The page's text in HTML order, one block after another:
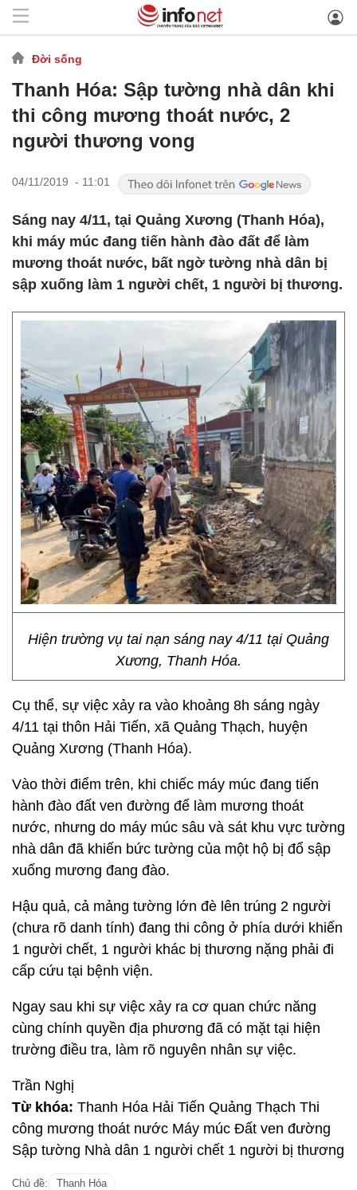
Đời sống
Thanh Hóa: Sập tường nhà dân khi
thi công mương thoát nước, 2
người thương vong
04/11/2019 - 11:01
Sáng nay 4/11, tại Quảng Xương (Thanh Hóa),
khi máy múc đang tiến hành đào đất để làm
mương thoát nước, bất ngờ tường nhà dân bị
sập xuống làm 1 người chết, 1 người bị thương.
Hiện trường vụ tai nạn sáng nay 4/11 tại Quảng
Xương, Thanh Hóa.
Cụ thể, sự việc xảy ra vào khoảng 8h sáng ngày
4/11 tại thôn Hải Tiến, xã Quảng Thạch, huyện
Quảng Xương (Thanh Hóa).
Vào thời điểm trên, khi chiếc máy múc đang tiến
hành đào đất ven đường để làm mương thoát
nước, nhưng do máy múc sâu và sát khu vực tường
nhà dân đã khiến bức tường của một hộ bị đổ sập
xuống mương đang đào.
Hậu quả, cả mảng tường lớn đè lên trúng 2 người
(chưa rõ danh tính) đang thi công ở phía dưới khiến
1 người chết, 1 người khác bị thương nặng phải đi
cấp cứu tại bệnh viện.
Ngay sau khi sự việc xảy ra cơ quan chức năng
cùng chính quyền địa phương đã có mặt tại hiện
trường điều tra, làm rõ nguyên nhân sự việc.
Trần Nghị
Từ khóa: Thanh Hóa Hải Tiến Quảng Thạch Thi
công mương thoát nước Máy múc Đất ven đường
Sập tường Nhà dân 1 người chết 1 người bị thương
Chủ đề: Thanh Hóa